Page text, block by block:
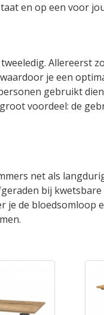
en op een voor
Allereerst
je een
gebruikt
voordeel: de
net als
bij kwetsbare
de bloedsomloop